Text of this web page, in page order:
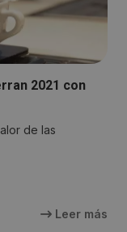
2021 con
de las
Leer más